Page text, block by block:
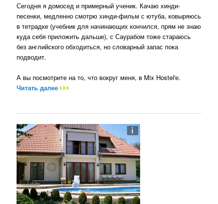
Сегодня я домосед и примерный ученик. Качаю хинди-
песенки, медленно смотрю хинди-фильм с ютуба, ковыряюсь
в тетрадке (учебник для начинающих кончился, прям не знаю
куда себя приложить дальше), с Саурабом тоже стараюсь
без английского обходиться, но словарный запас пока
подводит.
А вы посмотрите на то, что вокруг меня, в Mix Hostel'е.
Читать далее